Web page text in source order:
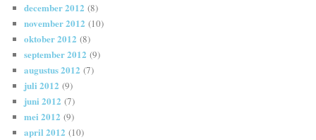
december 2012 (8)
november 2012 (10)
oktober 2012 (8)
september 2012 (9)
augustus 2012 (7)
juli 2012 (9)
juni 2012 (7)
mei 2012 (9)
april 2012 (10)